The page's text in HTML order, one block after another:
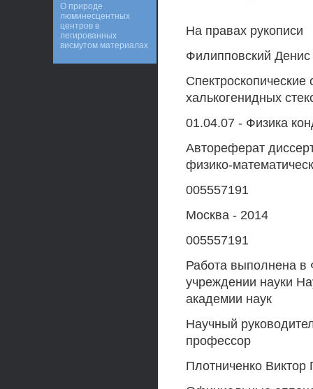
На правах рукописи
Филипповский
халькогенидных
01.04.07 - Физика
Автореферат
физико-
005557191
Москва - 2014
005557191
Работа выполнена в
учреждении науки
академии наук
Научный
профессор
Плотниченко Виктор
О природе
люминесцентных
центров в
легированных
висмутом материалах